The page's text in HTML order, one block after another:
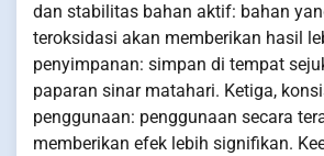
dan stabilitas bahan aktif: bahan
teroksidasi akan memberikan hasil
penyimpanan: simpan di tempat
paparan sinar matahari. Ketiga,
penggunaan: penggunaan secara
memberikan efek lebih signifikan.